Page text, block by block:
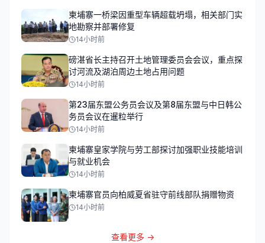
柬埔寨一桥梁因重型车辆超载坍塌，相关部门实
地勘察并部署修复
14小时前
磅湛省长主持召开土地管理委员会会议，重点探
讨河流及湖泊周边土地占用问题
14小时前
第23届东盟公务员会议及第8届东盟与中日韩公
务员会议在暹粒举行
14小时前
柬埔寨皇家学院与劳工部探讨加强职业技能培训
与就业机会
14小时前
柬埔寨官员向柏威夏省驻守前线部队捐赠物资
14小时前
查看更多 →